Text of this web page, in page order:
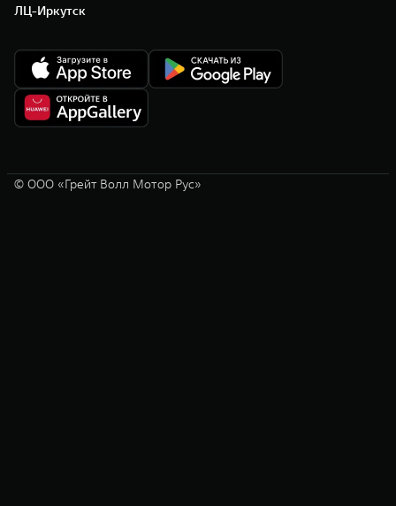
ЛЦ-Иркутск
© ООО «Грейт Волл Мотор Рус»